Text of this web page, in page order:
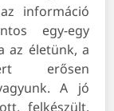
információ
egy-egy
az életünk, a
erősen
A jó
felkészült,